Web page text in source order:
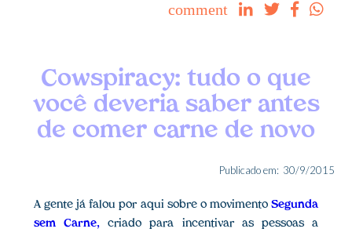
comment    
Cowspiracy: tudo o que
você deveria saber antes
de comer carne de novo
Publicado em: 30/9/2015
A gente já falou por aqui sobre o movimento Segunda
sem Carne,criado para incentivar as pessoas a